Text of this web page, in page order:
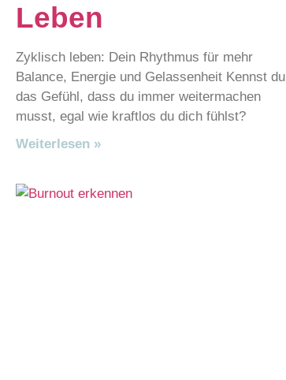
Leben
Zyklisch leben: Dein Rhythmus für mehr
Balance, Energie und Gelassenheit Kennst du
das Gefühl, dass du immer weitermachen
musst, egal wie kraftlos du dich fühlst?
Weiterlesen »